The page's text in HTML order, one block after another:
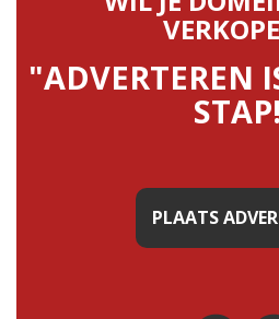
"ADVERTEREN
PLAATS